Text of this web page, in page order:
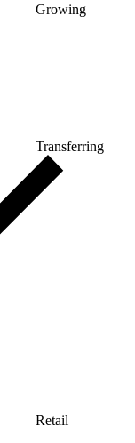
Growing
Transferring
Retail